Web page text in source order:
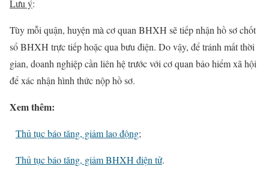
Lưu ý:
Tùy mỗi quận, huyện mà cơ quan BHXH sẽ tiếp nhận hồ sơ chốt
sổ BHXH trực tiếp hoặc qua bưu điện. Do vậy, để tránh mất thời
gian, doanh nghiệp cần liên hệ trước với cơ quan bảo hiểm xã hội
để xác nhận hình thức nộp hồ sơ.
Xem thêm:
Thủ tục báo tăng, giảm lao động;
Thủ tục báo tăng, giảm BHXH điện tử.